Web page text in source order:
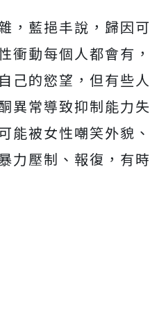
，藍挹丰說，歸因可
衝動每個人都會有，
己的慾望，但有些人
異常導致抑制能力失
能被女性嘲笑外貌、
力壓制、報復，有時